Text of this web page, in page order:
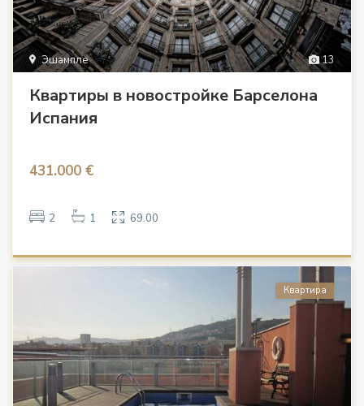
13
Эшампле
Квартиры в новостройке Барселона
Испания
431.000 €
2 1 69.00
Квартира